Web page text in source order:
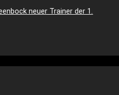
neuer Trainer der 1.